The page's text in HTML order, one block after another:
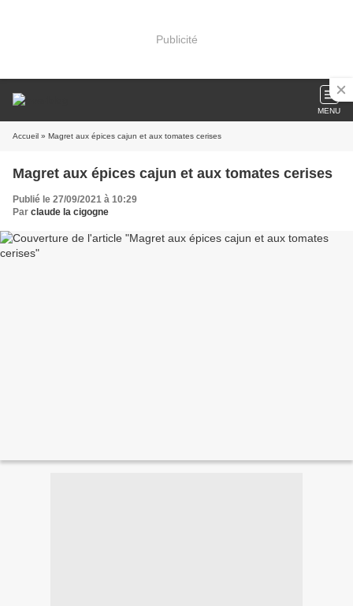
Publicité
MENU
Accueil » Magret aux épices cajun et aux tomates cerises
Magret aux épices cajun et aux tomates cerises
Publié le 27/09/2021 à 10:29
Par claude la cigogne